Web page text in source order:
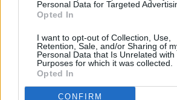
Personal Data for Targeted
Opted In
I want to opt-out of Collection, Use,
Retention, Sale, and/or Sharing of
Personal Data that Is Unrelated with
Purposes for which it was collected.
Opted In
CONFIRM